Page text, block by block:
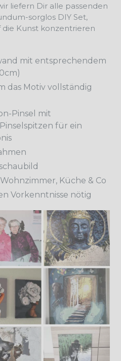
liefern Dir alle passenden
sorglos DIY Set,
die Kunst konzentrieren
mit entsprechendem
das Motiv vollständig
Pinsel mit
für ein
Küche & Co
Vorkenntnisse nötig